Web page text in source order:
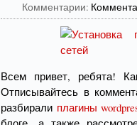
Комментарии:
Всем привет, ребята!
Отписывайтесь в
разбирали плагины